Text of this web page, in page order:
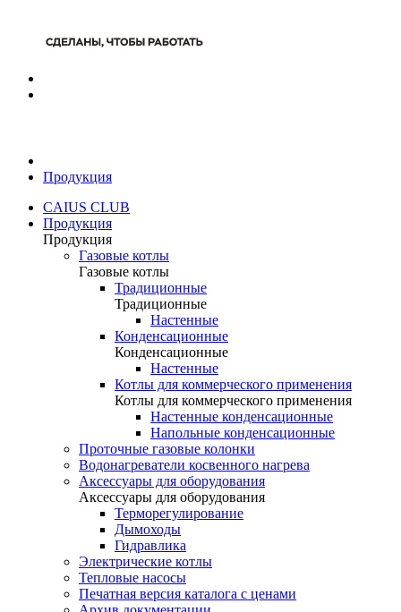
Продукция
CAIUS CLUB
Продукция
Продукция
Газовые котлы
Газовые котлы
Традиционные
Традиционные
Настенные
Конденсационные
Конденсационные
Настенные
Котлы для коммерческого применения
Котлы для коммерческого применения
Настенные конденсационные
Напольные конденсационные
Проточные газовые колонки
Водонагреватели косвенного нагрева
Аксессуары для оборудования
Аксессуары для оборудования
Терморегулирование
Дымоходы
Гидравлика
Электрические котлы
Тепловые насосы
Печатная версия каталога с ценами